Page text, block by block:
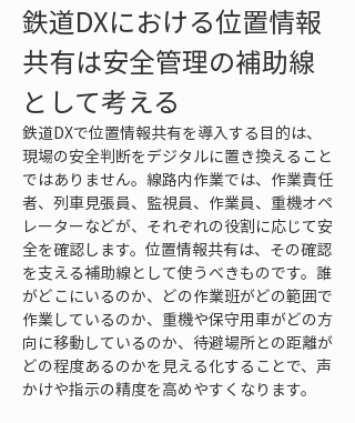
鉄道DXにおける位置情報
共有は安全管理の補助線
として考える
鉄道DXで位置情報共有を導入する目的は、
現場の安全判断をデジタルに置き換えること
ではありません。線路内作業では、作業責任
者、列車見張員、監視員、作業員、重機オペ
レーターなどが、それぞれの役割に応じて安
全を確認します。位置情報共有は、その確認
を支える補助線として使うべきものです。誰
がどこにいるのか、どの作業班がどの範囲で
作業しているのか、重機や保守用車がどの方
向に移動しているのか、待避場所との距離が
どの程度あるのかを見える化することで、声
かけや指示の精度を高めやすくなります。